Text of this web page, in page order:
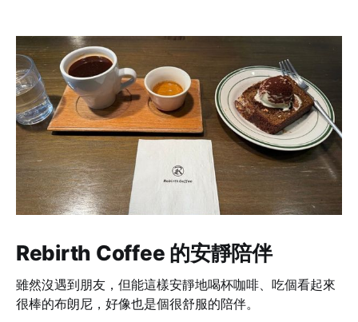
Rebirth Coffee 的安靜陪伴
雖然沒遇到朋友，但能這樣安靜地喝杯咖啡、吃個看起來
很棒的布朗尼，好像也是個很舒服的陪伴。